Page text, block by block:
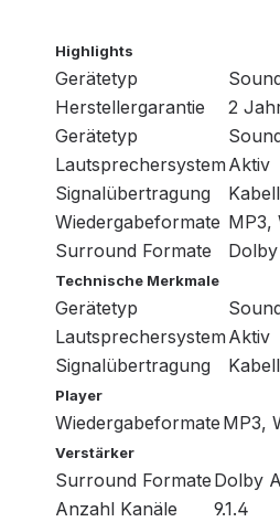
Highlights
Gerätetyp
Herstellergarantie
2
Gerätetyp
Lautsprechersystem Aktiv
Signalübertragung
Wiedergabeformate MP3,
Surround Formate
Technische Merkmale
Gerätetyp
Lautsprechersystem Aktiv
Signalübertragung
Player
Wiedergabeformate MP3,
Verstärker
Surround Formate Dolby
Anzahl Kanäle
9.1.4